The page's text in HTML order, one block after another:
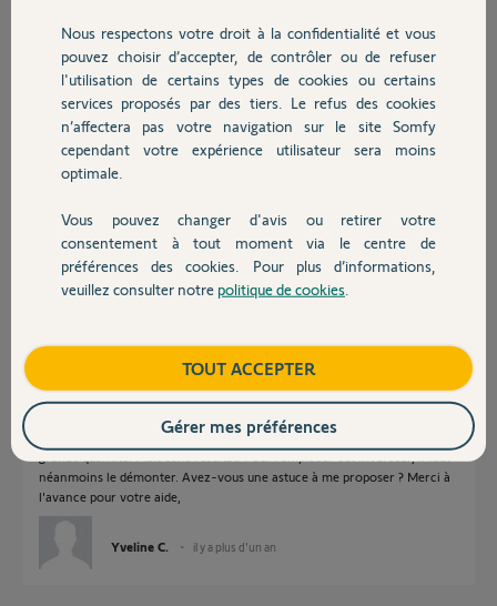
Chauffage
Autres produits
Devis avec un pro
Contact
Réponses
Bonjour Bruno,
Mise à part refaire une nouvelle clé, il n'existe pas de clé universelle pour
Bonne journée,
Quentin B. il y a plus d'un an
Bonjour, j'ai un portail équipé d'un inverseur à clé référence SO1841021.
années. Le résultat, c'est que la clé ne tourne plus. J'arrive à l'insérer,
mais pas à la tourner ni dans un sens ni dans l'autre. J'ai mis du WD40 en
néanmoins le démonter. Avez-vous une astuce à me proposer ? Merci à
l'avance pour votre aide,
Yveline C. il y a plus d'un an
Nous respectons votre droit à la confidentialité et vous
pouvez choisir d’accepter, de contrôler ou de refuser
l'utilisation de certains types de cookies ou certains
services proposés par des tiers. Le refus des cookies
n’affectera pas votre navigation sur le site Somfy
cependant votre expérience utilisateur sera moins
optimale.
Vous pouvez changer d'avis ou retirer votre
consentement à tout moment via le centre de
préférences des cookies. Pour plus d’informations,
veuillez consulter notre politique de cookies
TOUT ACCEPTER
Gérer mes préférences